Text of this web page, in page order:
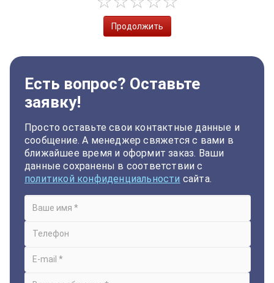
Продолжить
Есть вопрос? Оставьте
заявку!
Просто оставьте свои контактные данные и
сообщение. А менеджер свяжется с вами в
ближайшее время и оформит заказ. Ваши
данные сохранены в соответствии с
политикой конфиденциальности сайта.